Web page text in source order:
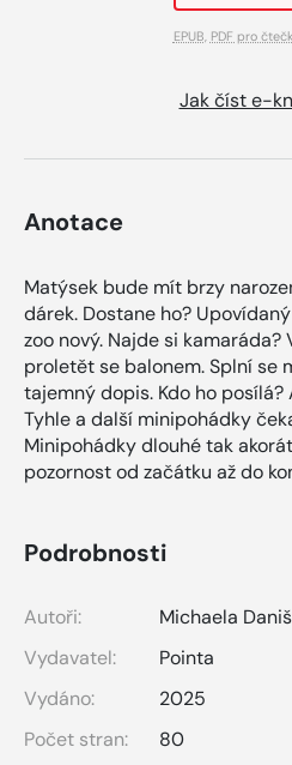
EPUB, PDF pro
Jak číst e-
Anotace
Matýsek bude mít brzy
dárek. Dostane ho?
zoo nový. Najde si kamaráda?
proletět se balonem. Splní se
tajemný dopis. Kdo ho posílá?
Tyhle a další minipohádky
Minipohádky dlouhé tak
pozornost od začátku až do
Podrobnosti
Autoři:
Michaela
Vydavatel:
Pointa
Vydáno:
2025
Počet stran:
80